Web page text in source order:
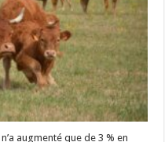
augmenté que de 3 % en